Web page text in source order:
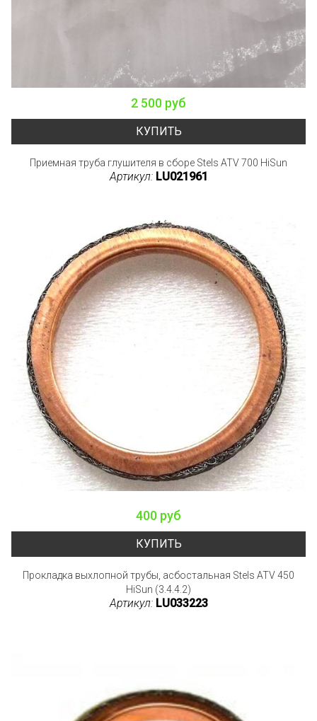
2 500 руб
КУПИТЬ
Приемная труба глушителя в сборе Stels ATV 700 HiSun
Артикул: LU021961
400 руб
КУПИТЬ
Прокладка выхлопной трубы, асбостальная Stels ATV 450
HiSun (3.4.4.2)
Артикул: LU033223